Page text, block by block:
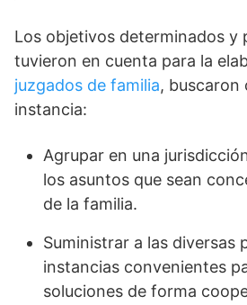
Los objetivos determinados y
tuvieron en cuenta para la
juzgados de familia, buscaron
instancia:
Agrupar en una
los asuntos que sean
de la familia.
Suministrar a las diversas
instancias convenientes
soluciones de forma